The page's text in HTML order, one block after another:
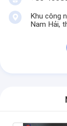
Khu công
Nam Hải,